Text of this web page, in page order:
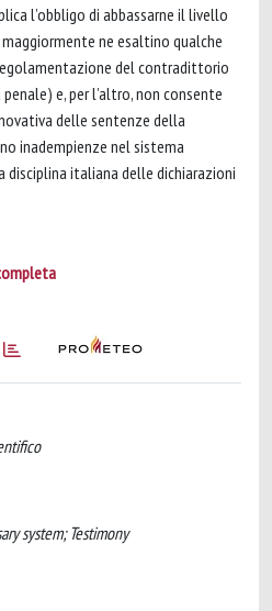
l’obbligo di abbassarne il livello
ne esaltino qualche
del contradittorio
e, per l’altro, non consente
delle sentenze della
inadempienze nel sistema
disciplina italiana delle dichiarazioni
system; Testimony